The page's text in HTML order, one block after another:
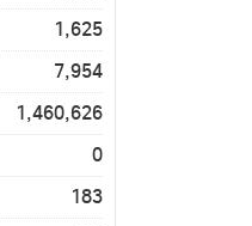
1,625
7,954
1,460,626
0
183